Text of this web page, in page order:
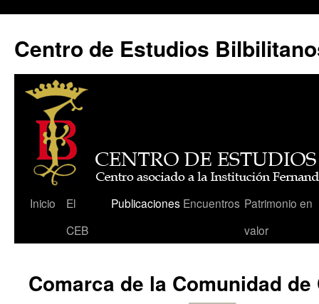
Centro de Estudios
Saltar
Inicio
El
CEB
Publicaciones Encuentros Patrimonio en
valor
Comarca de la Comunidad